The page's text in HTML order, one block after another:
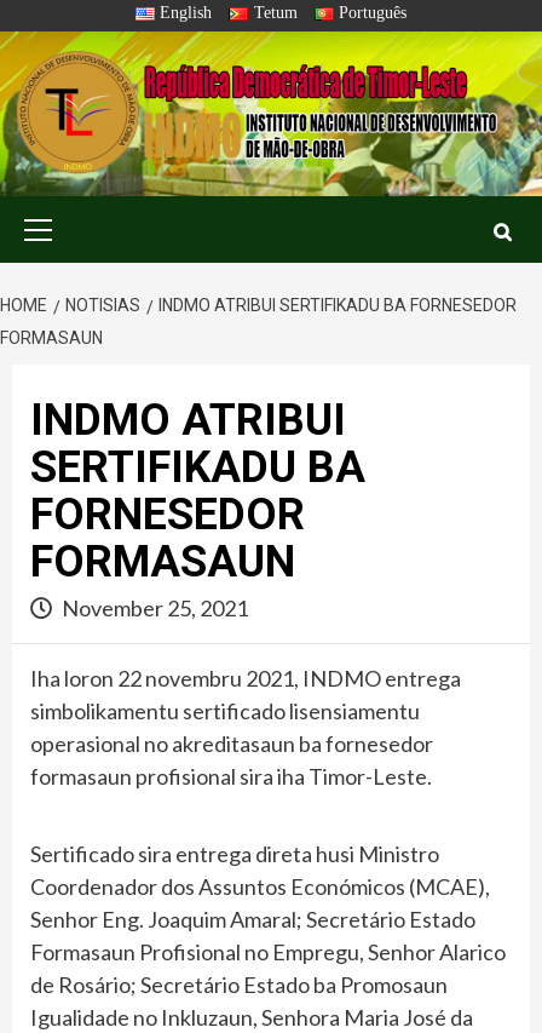
to
content
English Tetum Português
HOME NOTISIAS
INDMO ATRIBUI SERTIFIKADU BA FORNESEDOR
FORMASAUN
INDMO ATRIBUI
SERTIFIKADU BA
FORNESEDOR
FORMASAUN
November 25, 2021
Iha loron 22 novembru 2021, INDMO entrega
simbolikamentu sertificado lisensiamentu
operasional no akreditasaun ba fornesedor
formasaun profisional sira iha Timor-Leste.
Sertificado sira entrega direta husi Ministro
Coordenador dos Assuntos Económicos (MCAE),
Senhor Eng. Joaquim Amaral; Secretário Estado
Formasaun Profisional no Empregu, Senhor Alarico
de Rosário; Secretário Estado ba Promosaun
Igualidade no Inkluzaun, Senhora Maria José da